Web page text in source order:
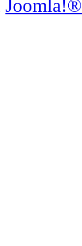
Joomla!®